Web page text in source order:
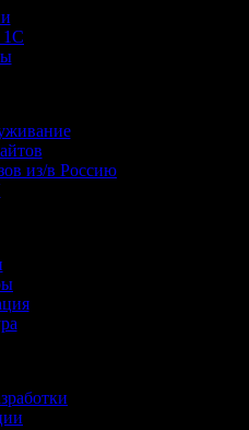
1С
из/в Россию